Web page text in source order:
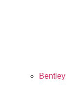
Bentley